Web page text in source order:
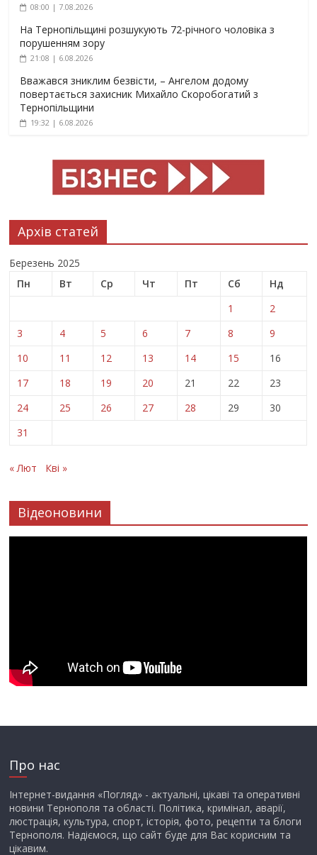
08:00 | 7.08.2026
На Тернопільщині розшукують 72-річного чоловіка з
порушенням зору
21:08 | 6.08.2026
Вважався зниклим безвісти, – Ангелом додому
повертається захисник Михайло Скоробогатий з
Тернопільщини
19:32 | 6.08.2026
Архів статей
Березень 2025
Пн
Вт Ср Чт Пт Сб
Нд
1
2
3
4 5 6 7 8
9
10
11 12 13 14 15
16
17
18 19 20 21 22
23
24
25 26 27 28 29
30
31
« Лют Кві »
Відеоновини
Про нас
Інтернет-видання «Погляд» - актуальні, цікаві та оперативні
новини Тернополя та області. Політика, кримінал, аварії,
люстрація, культура, спорт, історія, фото, рецепти та блоги
Тернополя. Надіємося, що сайт буде для Вас корисним та
цікавим.